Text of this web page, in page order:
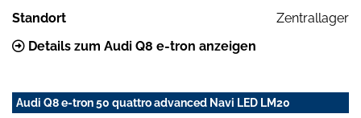
Standort
Zentrallager
Details zum Audi Q8 e-tron anzeigen
Audi Q8 e-tron 50 quattro advanced Navi LED LM20